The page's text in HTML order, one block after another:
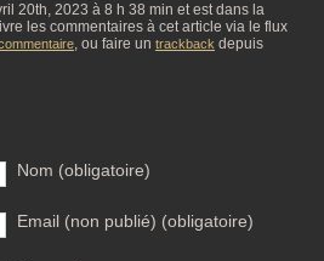
20th, 2023 à 8 h 38 min et est dans la
les commentaires à cet article via le flux
, ou faire un trackback depuis
Nom (obligatoire)
Email (non publié) (obligatoire)